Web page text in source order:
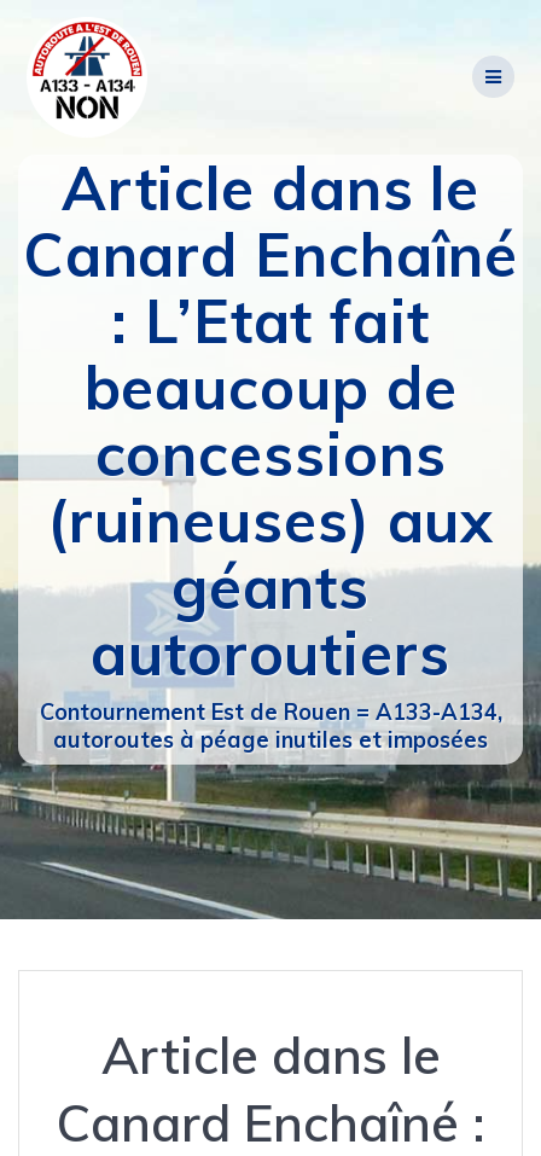
Article dans le
Canard Enchaîné
: L’Etat fait
beaucoup de
concessions
(ruineuses) aux
géants
autoroutiers
Contournement Est de Rouen = A133-A134,
autoroutes à péage inutiles et imposées
Article dans le
Canard Enchaîné :